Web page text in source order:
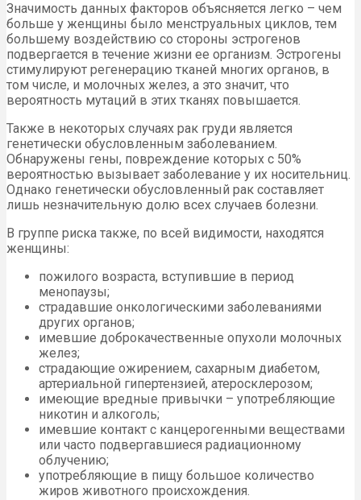
Значимость данных факторов объясняется легко – чем
больше у женщины было менструальных циклов, тем
большему воздействию со стороны эстрогенов
подвергается в течение жизни ее организм. Эстрогены
стимулируют регенерацию тканей многих органов, в
том числе, и молочных желез, а это значит, что
вероятность мутаций в этих тканях повышается.
Также в некоторых случаях рак груди является
генетически обусловленным заболеванием.
Обнаружены гены, повреждение которых с 50%
вероятностью вызывает заболевание у их носительниц.
Однако генетически обусловленный рак составляет
лишь незначительную долю всех случаев болезни.
В группе риска также, по всей видимости, находятся
женщины:
пожилого возраста, вступившие в период
менопаузы;
страдавшие онкологическими заболеваниями
других органов;
имевшие доброкачественные опухоли молочных
желез;
страдающие ожирением, сахарным диабетом,
артериальной гипертензией, атеросклерозом;
имеющие вредные привычки – употребляющие
никотин и алкоголь;
имевшие контакт с канцерогенными веществами
или часто подвергавшиеся радиационному
облучению;
употребляющие в пищу большое количество
жиров животного происхождения.